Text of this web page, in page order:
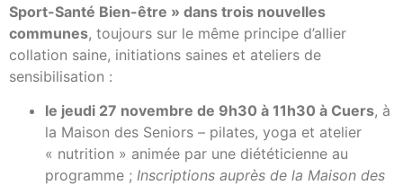
Sport-Santé Bien-être » dans trois nouvelles
communes, toujours sur le même principe d’allier
collation saine, initiations saines et ateliers de
sensibilisation :
le jeudi 27 novembre de 9h30 à 11h30 à Cuers, à
la Maison des Seniors – pilates, yoga et atelier
« nutrition » animée par une diététicienne au
programme ; Inscriptions auprès de la Maison des